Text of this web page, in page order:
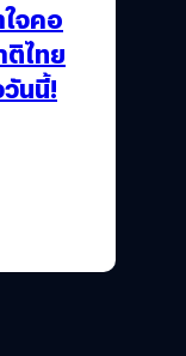
จคอ
ไทย
นนี้!